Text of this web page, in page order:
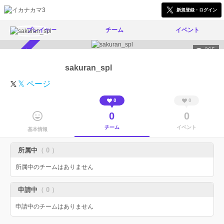
新規登録・ログイン
プレイヤー チーム イベント
365
sakuran_spl
𝕏 ページ
基本情報
0
0
チーム
0
0
イベント
所属中 （ 0 ）
所属中のチームはありません
申請中 （ 0 ）
申請中のチームはありません